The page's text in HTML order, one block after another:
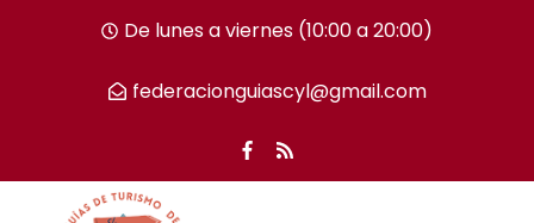
tecla
De lunes a viernes (10:00 a 20:00)
federacionguiascyl@gmail.com